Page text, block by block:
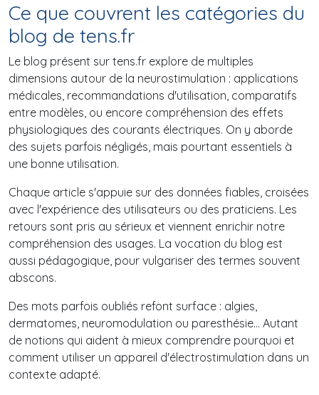
Ce que couvrent les catégories du
blog de tens.fr
Le blog présent sur tens.fr explore de multiples
dimensions autour de la neurostimulation : applications
médicales, recommandations d'utilisation, comparatifs
entre modèles, ou encore compréhension des effets
physiologiques des courants électriques. On y aborde
des sujets parfois négligés, mais pourtant essentiels à
une bonne utilisation.
Chaque article s'appuie sur des données fiables, croisées
avec l'expérience des utilisateurs ou des praticiens. Les
retours sont pris au sérieux et viennent enrichir notre
compréhension des usages. La vocation du blog est
aussi pédagogique, pour vulgariser des termes souvent
abscons.
Des mots parfois oubliés refont surface : algies,
dermatomes, neuromodulation ou paresthésie... Autant
de notions qui aident à mieux comprendre pourquoi et
comment utiliser un appareil d'électrostimulation dans un
contexte adapté.